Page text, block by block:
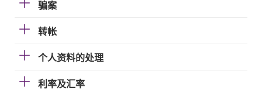
骗案
转帐
个人资料的处理
利率及汇率